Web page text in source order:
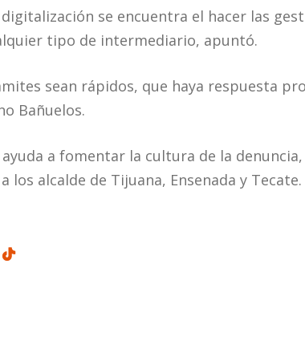
se encuentra el hacer las
tipo de intermediario, apuntó.
sean rápidos, que haya respuesta
Bañuelos.
a fomentar la cultura de la
los alcalde de Tijuana, Ensenada y Tecate.